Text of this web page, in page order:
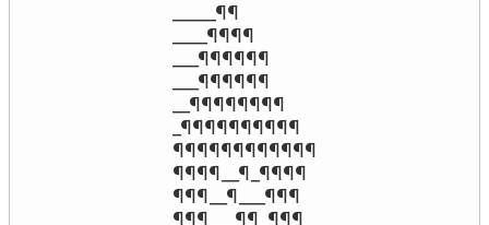
_____¶¶
____¶¶¶¶
___¶¶¶¶¶¶
___¶¶¶¶¶¶
__¶¶¶¶¶¶¶¶
_¶¶¶¶¶¶¶¶¶¶
¶¶¶¶¶¶¶¶¶¶¶¶
¶¶¶¶__¶_¶¶¶¶
¶¶¶__¶___¶¶¶
¶¶¶___¶¶_¶¶¶